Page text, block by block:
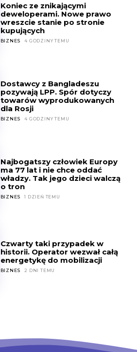
Koniec ze znikającymi
deweloperami. Nowe prawo
wreszcie stanie po stronie
kupujących
BIZNES 4 GODZINY TEMU
Dostawcy z Bangladeszu
pozywają LPP. Spór dotyczy
towarów wyprodukowanych
dla Rosji
BIZNES 4 GODZINY TEMU
Najbogatszy człowiek Europy
ma 77 lat i nie chce oddać
władzy. Tak jego dzieci walczą
o tron
BIZNES 1 DZIEŃ TEMU
Czwarty taki przypadek w
historii. Operator wezwał całą
energetykę do mobilizacji
BIZNES 2 DNI TEMU